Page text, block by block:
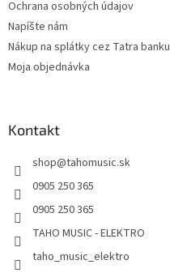
Ochrana osobných údajov
Napíšte nám
Nákup na splátky cez Tatra banku
Moja objednávka
Kontakt
shop@tahomusic.sk
0905 250 365
0905 250 365
TAHO MUSIC - ELEKTRO
taho_music_elektro